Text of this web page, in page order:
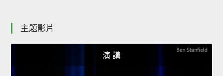
主題影片
演 講